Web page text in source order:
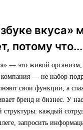
вкуса»
потому что...
— это живой
компания — не набор
свои функции, а
бренд и бизнес. У
структуры: каждый
запросить